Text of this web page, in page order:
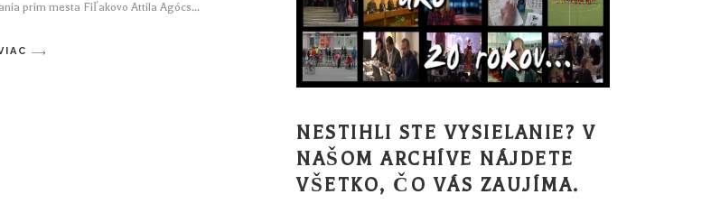
prim mesta Fiľakovo Attila Agócs
NESTIHLI STE VYSIELANIE? V
NAŠOM ARCHÍVE NÁJDETE
VŠETKO, ČO VÁS ZAUJÍMA.